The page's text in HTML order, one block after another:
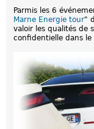
e
r
c
h
Parmis les 6
Marne Energie tour"
valoir les qualités de
confidentielle dans le